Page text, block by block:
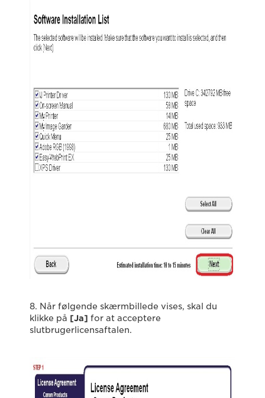
8. Når følgende skærmbillede vises, skal du
klikke på [Ja] for at acceptere
slutbrugerlicensaftalen.